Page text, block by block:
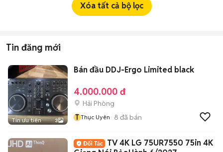
Xóa tất cả bộ lọc
Tin đăng mới
Tin ưu tiên 3
Bán đầu DDJ-Ergo Limited black
4.000.000 đ
Hải Phòng
T Thục Uyên 8 đã bán
TV 4K LG 75UR7550 75in 4K